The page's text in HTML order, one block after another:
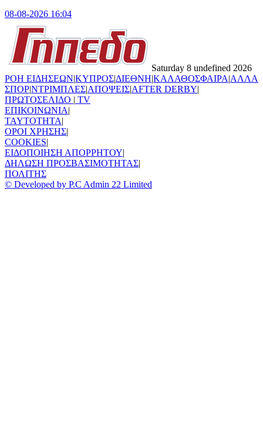
08-08-2026 16:04
Saturday 8 undefined 2026
ΡΟΗ ΕΙΔΗΣΕΩΝ|ΚΥΠΡΟΣ|ΔΙΕΘΝΗ|ΚΑΛΑΘΟΣΦΑΙΡΑ|ΑΛΛΑ
ΣΠΟΡ|ΝΤΡΙΜΠΛΕΣ|ΑΠΟΨΕΙΣ|AFTER DERBY|
ΠΡΩΤΟΣΕΛΙΔΟ | TV
ΕΠΙΚΟΙΝΩΝΙΑ|
TAYTOTHTA|
ΟΡΟΙ ΧΡΗΣΗΣ|
COOKIES|
ΕΙΔΟΠΟΙΗΣΗ ΑΠΟΡΡΗΤΟΥ|
ΔΗΛΩΣΗ ΠΡΟΣΒΑΣΙΜΟΤΗΤΑΣ|
ΠΟΛΙΤΗΣ
© Developed by P.C Admin 22 Limited